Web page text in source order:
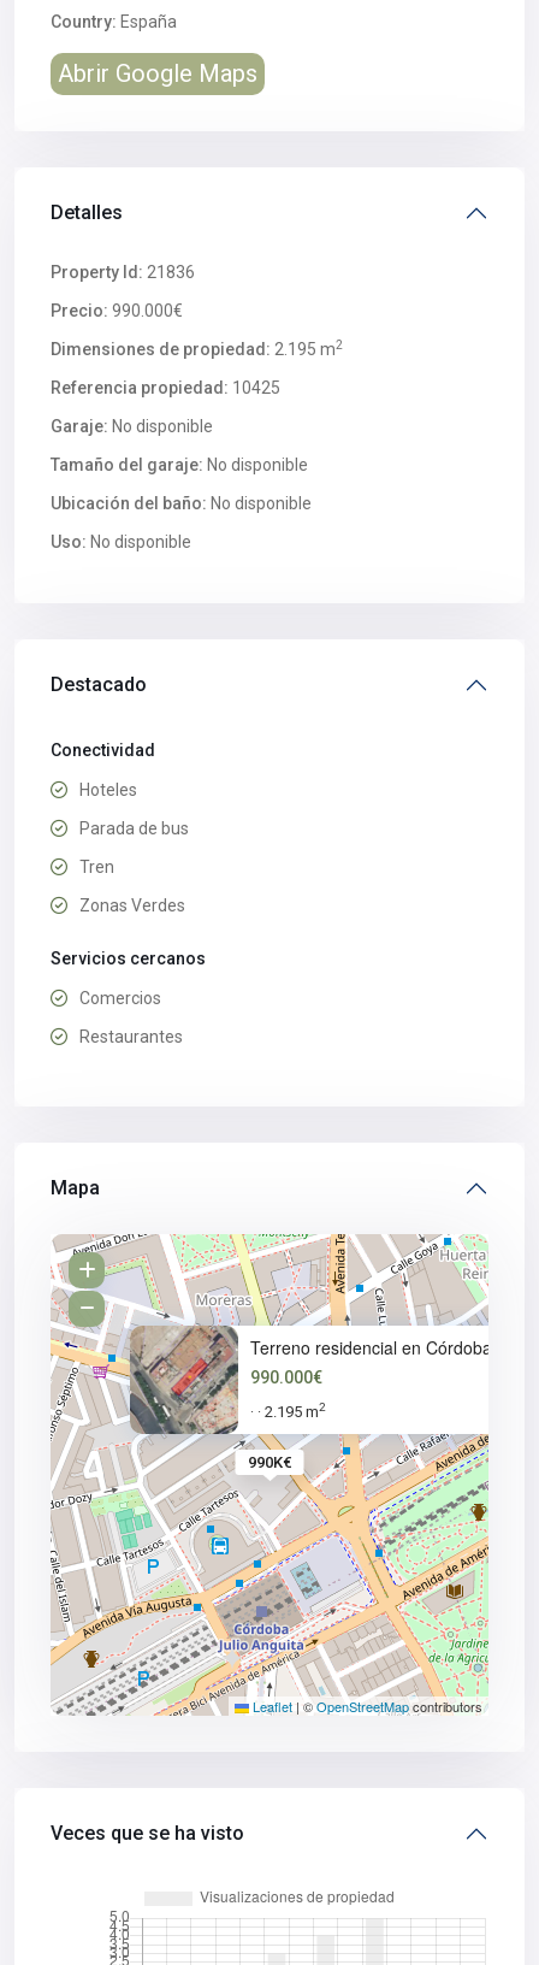
Country: España
Abrir Google Maps
Detalles
Property Id: 21836
Precio: 990.000€
Dimensiones de propiedad: 2.195 m2
Referencia propiedad: 10425
Garaje: No disponible
Tamaño del garaje: No disponible
Ubicación del baño: No disponible
Uso: No disponible
Destacado
Conectividad
Hoteles
Parada de bus
Tren
Zonas Verdes
Servicios cercanos
Comercios
Restaurantes
Mapa
990K€
Terreno residencial en Córdoba
990.000€
· · 2.195 m2
Leaflet| ©OpenStreetMapcontributors
Veces que se ha visto